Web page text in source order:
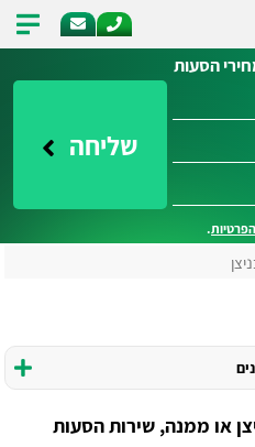
הסעות
שליחה
.
או ממנה, שירות הסעות